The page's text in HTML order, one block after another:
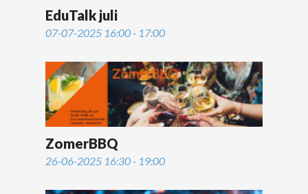
EduTalk juli
07-07-2025 16:00 - 17:00
ZomerBBQ
26-06-2025 16:30 - 19:00